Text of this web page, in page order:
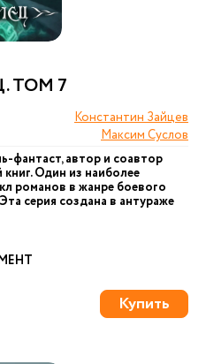
ТОМ 7
Константин Зайцев
Максим Суслов
фантаст, автор и соавтор
Один из наиболее
романов в жанре боевого
серия создана в антураже
Купить